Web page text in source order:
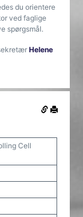
du orientere
ved faglige
spørgsmål.
Helene
Cell